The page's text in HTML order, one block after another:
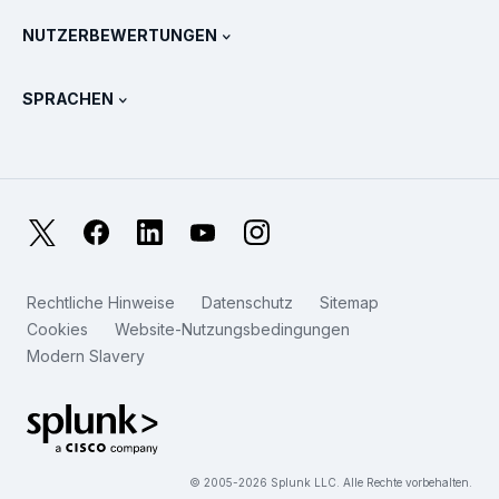
Splunk Protects
SURGe
Splunk Store
OpenTelemetry: Eine Einführung
Metriken für das SOC
Zuverlässigkeitsmetriken
IT- und Technologieausgaben für 2025
NUTZERBEWERTUNGEN
SPRACHEN
Français
日本語
简体中文
Splunk Global Footer Logo
FacebookLinkedIn YouTubeInstagram
Rechtliche Hinweise Datenschutz
Sitemap
Cookies
Website-Nutzungsbedingungen
Modern Slavery
© 2005-2026 Splunk LLC. Alle Rechte vorbehalten.